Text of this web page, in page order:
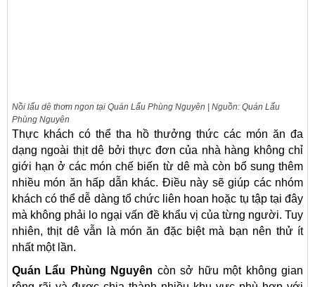
Nồi lẩu dê thơm ngon tại Quán Lẩu Phùng Nguyên | Nguồn: Quán Lẩu
Phùng Nguyên
Thực khách có thể tha hồ thưởng thức các món ăn đa
dạng ngoài thịt dê bởi thực đơn của nhà hàng không chỉ
giới hạn ở các món chế biến từ dê mà còn bổ sung thêm
nhiều món ăn hấp dẫn khác. Điều này sẽ giúp các nhóm
khách có thể dễ dàng tổ chức liên hoan hoặc tụ tập tại đây
mà không phải lo ngại vấn đề khẩu vị của từng người. Tuy
nhiên, thịt dê vẫn là món ăn đặc biệt mà bạn nên thử ít
nhất một lần.
Quán Lẩu Phùng Nguyên còn sở hữu một không gian